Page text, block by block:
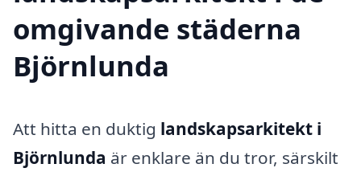
omgivande städerna
Björnlunda
Att hitta en duktig landskapsarkitekt i
Björnlunda är enklare än du tror, särskilt